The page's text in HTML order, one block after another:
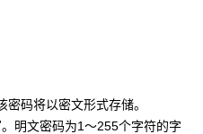
码将以密文形式存储。
明文密码为1～255个字符的字